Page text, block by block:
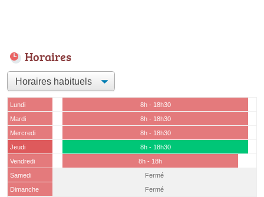
Horaires
Lundi
8h - 18h30
Mardi
8h - 18h30
Mercredi
8h - 18h30
Jeudi
8h - 18h30
Vendredi
8h - 18h
Samedi
Fermé
Dimanche
Fermé